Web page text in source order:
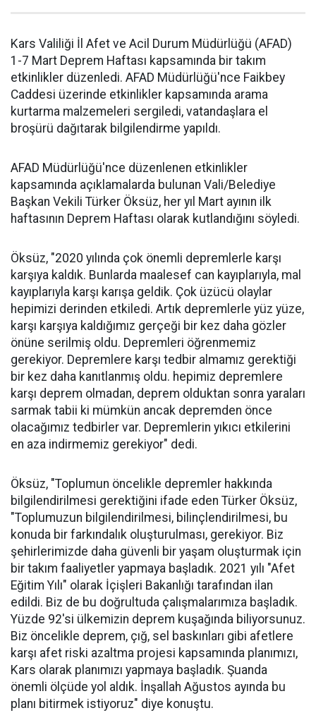
Kars Valiliği İl Afet ve Acil Durum Müdürlüğü (AFAD)
1-7 Mart Deprem Haftası kapsamında bir takım
etkinlikler düzenledi. AFAD Müdürlüğü'nce Faikbey
Caddesi üzerinde etkinlikler kapsamında arama
kurtarma malzemeleri sergiledi, vatandaşlara el
broşürü dağıtarak bilgilendirme yapıldı.
AFAD Müdürlüğü'nce düzenlenen etkinlikler
kapsamında açıklamalarda bulunan Vali/Belediye
Başkan Vekili Türker Öksüz, her yıl Mart ayının ilk
haftasının Deprem Haftası olarak kutlandığını söyledi.
Öksüz, "2020 yılında çok önemli depremlerle karşı
karşıya kaldık. Bunlarda maalesef can kayıplarıyla, mal
kayıplarıyla karşı karışa geldik. Çok üzücü olaylar
hepimizi derinden etkiledi. Artık depremlerle yüz yüze,
karşı karşıya kaldığımız gerçeği bir kez daha gözler
önüne serilmiş oldu. Depremleri öğrenmemiz
gerekiyor. Depremlere karşı tedbir almamız gerektiği
bir kez daha kanıtlanmış oldu. hepimiz depremlere
karşı deprem olmadan, deprem olduktan sonra yaraları
sarmak tabii ki mümkün ancak depremden önce
olacağımız tedbirler var. Depremlerin yıkıcı etkilerini
en aza indirmemiz gerekiyor" dedi.
Öksüz, "Toplumun öncelikle depremler hakkında
bilgilendirilmesi gerektiğini ifade eden Türker Öksüz,
"Toplumuzun bilgilendirilmesi, bilinçlendirilmesi, bu
konuda bir farkındalık oluşturulması, gerekiyor. Biz
şehirlerimizde daha güvenli bir yaşam oluşturmak için
bir takım faaliyetler yapmaya başladık. 2021 yılı "Afet
Eğitim Yılı" olarak İçişleri Bakanlığı tarafından ilan
edildi. Biz de bu doğrultuda çalışmalarımıza başladık.
Yüzde 92'si ülkemizin deprem kuşağında biliyorsunuz.
Biz öncelikle deprem, çığ, sel baskınları gibi afetlere
karşı afet riski azaltma projesi kapsamında planımızı,
Kars olarak planımızı yapmaya başladık. Şuanda
önemli ölçüde yol aldık. İnşallah Ağustos ayında bu
planı bitirmek istiyoruz" diye konuştu.